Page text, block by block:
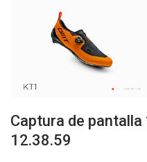
Captura de
12.38.59